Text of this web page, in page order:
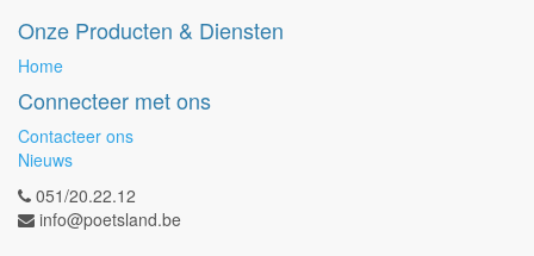
Onze Producten & Diensten
Home
Connecteer met ons
Contacteer ons
Nieuws
051/20.22.12
info@poetsland.be